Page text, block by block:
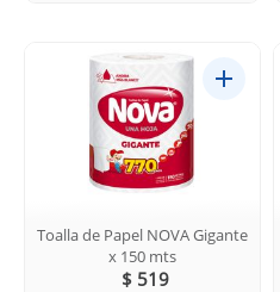
Toalla de Papel NOVA Gigante
x 150 mts
$ 519